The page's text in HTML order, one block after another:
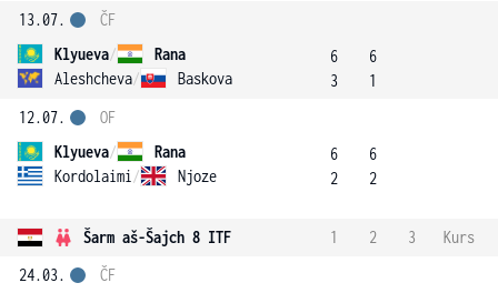
13.07.
Klyueva/
Rana
Aleshcheva/ Baskova
ČF
6
3
6
1
12.07.
Klyueva/
Rana
Kordolaimi / Njoze
OF
6
2
6
2
Šarm aš-Šajch 8 ITF 1 2 3
Kurs
24.03.
ČF